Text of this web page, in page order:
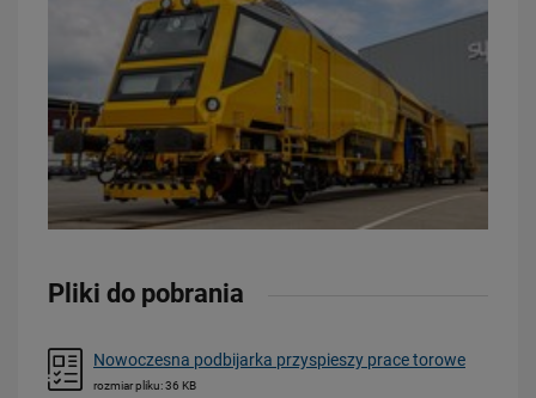
Pliki do pobrania
Nowoczesna podbijarka przyspieszy prace torowe
rozmiar pliku: 36 KB
20.07.2026
Dwie bezkolizyjne przeprawy przez tory zrewolucjonizują komunikację
PRZECZYTAJ